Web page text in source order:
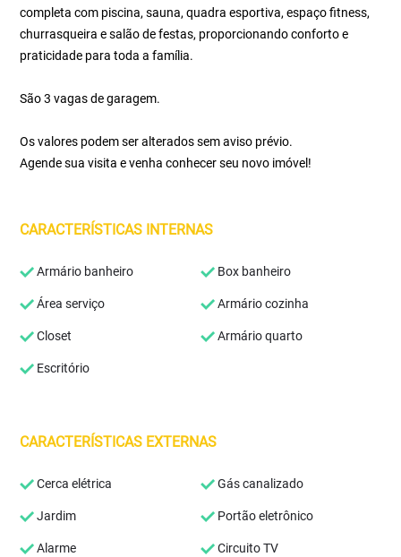
completa com piscina, sauna, quadra esportiva, espaço fitness,
churrasqueira e salão de festas, proporcionando conforto e
praticidade para toda a família.
São 3 vagas de garagem.
Os valores podem ser alterados sem aviso prévio.
Agende sua visita e venha conhecer seu novo imóvel!
CARACTERÍSTICAS INTERNAS
Armário banheiro Box banheiro
Área serviço Armário cozinha
Closet Armário quarto
Escritório
CARACTERÍSTICAS EXTERNAS
Cerca elétrica Gás canalizado
Jardim Portão eletrônico
Alarme Circuito TV